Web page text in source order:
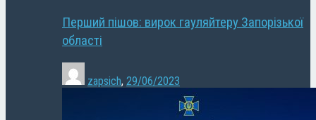
Перший пішов: вирок гауляйтеру Запорізької
області
zapsich, 29/06/2023